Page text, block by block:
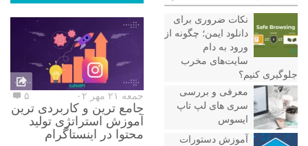
نکات ضروری برای
دانلود ایمن؛ چگونه از
ورود به دام
سایت‌های مخرب
جلوگیری کنیم؟
معرفی و بررسی
سری های لپ تاپ
ایسوس
آموزش دستورات
جمعه ۲۱ مهر ۰۲ ۵
جامع ترین و کاربردی ترین
آموزش استراتژی تولید
محتوا در اینستاگرام